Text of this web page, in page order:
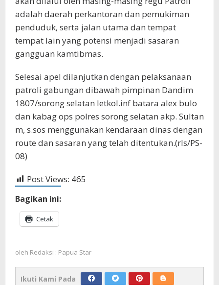
adalah daerah perkantoran dan pemukiman
penduduk, serta jalan utama dan tempat
tempat lain yang potensi menjadi sasaran
gangguan kamtibmas.
Selesai apel dilanjutkan dengan pelaksanaan
patroli gabungan dibawah pimpinan Dandim
1807/sorong selatan letkol.inf batara alex bulo
dan kabag ops polres sorong selatan akp. Sultan
m, s.sos menggunakan kendaraan dinas dengan
route dan sasaran yang telah ditentukan.(rls/PS-
08)
Post Views: 465
Bagikan ini:
Cetak
oleh Redaksi : Papua Star
Ikuti Kami Pada